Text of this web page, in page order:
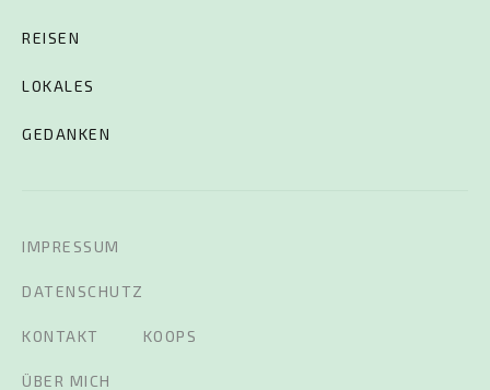
REISEN
LOKALES
GEDANKEN
IMPRESSUM
DATENSCHUTZ
KONTAKT KOOPS
ÜBER MICH